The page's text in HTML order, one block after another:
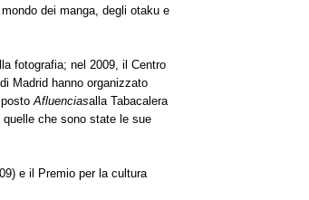
mondo dei manga, degli otaku e
fotografia; nel 2009, il Centro
Madrid hanno organizzato
Afluenciasalla Tabacalera
che sono state le sue
e il Premio per la cultura